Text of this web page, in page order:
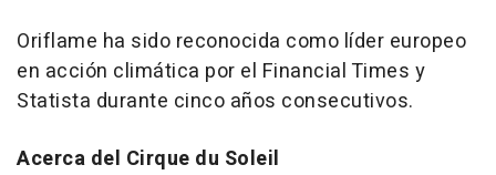
Oriflame ha sido reconocida como líder europeo
en acción climática por el Financial Times y
Statista durante cinco años consecutivos.
Acerca del Cirque du Soleil